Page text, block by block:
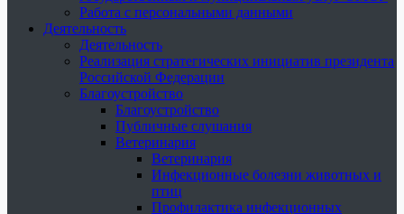
Работа с персональными данными
Деятельность
Деятельность
Реализация стратегических инициатив президента
Российской Федерации
Благоустройство
Благоустройство
Публичные слушания
Ветеринария
Ветеринария
Инфекционные болезни животных и
птиц
Профилактика инфекционных